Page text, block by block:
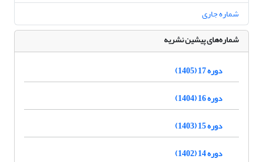
شماره جاری
شماره‌های پیشین نشریه
دوره 17 (1405)
دوره 16 (1404)
دوره 15 (1403)
دوره 14 (1402)